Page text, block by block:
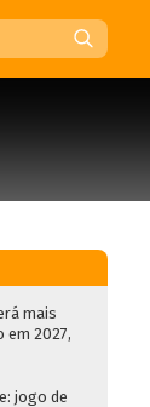
mais
em 2027,
jogo de